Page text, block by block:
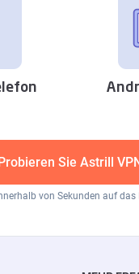
Sie Astrill
von Sekunden auf das